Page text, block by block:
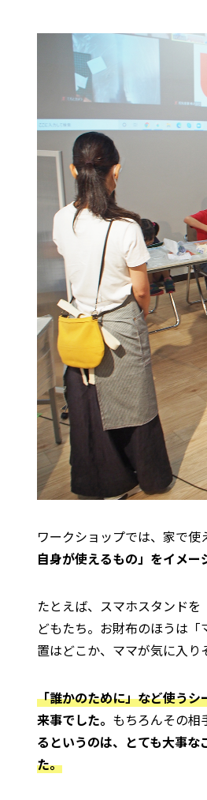
ワークショップでは、家で
自身が使えるもの」をイメー
たとえば、スマホスタンドを
どもたち。お財布のほうは
置はどこか、ママが気に入り
「誰かのために」など使う
来事でした。 もちろんその相
るというのは、とても大事な
た。